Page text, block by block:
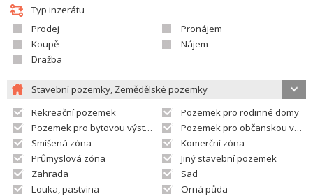
Typ inzerátu
Prodej
Pronájem
Koupě
Nájem
Dražba
Stavební pozemky, Zemědělské pozemky
Rekreační pozemek
Pozemek pro rodinné domy
Pozemek pro bytovou výstavbu
Pozemek pro občanskou vybavenost
Smíšená zóna
Komerční zóna
Průmyslová zóna
Jiný stavební pozemek
Zahrada
Sad
Louka, pastvina
Orná půda